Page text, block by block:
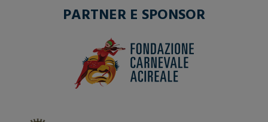
PARTNER E SPONSOR